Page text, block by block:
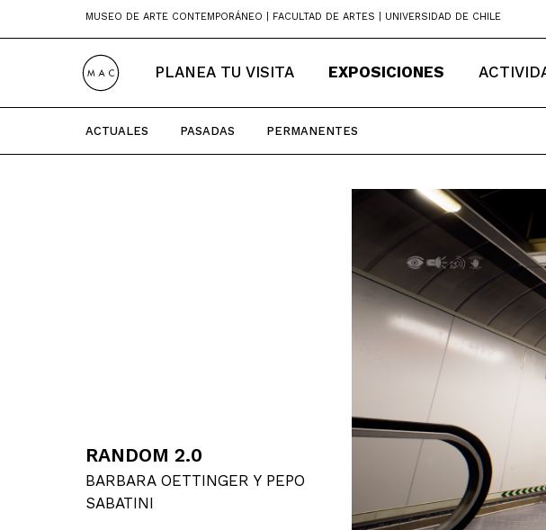
MUSEO DE ARTE CONTEMPORÁNEO | FACULTAD DE ARTES | UNIVERSIDAD DE CHILE
PLANEA TU VISITA EXPOSICIONES
ACTUALES PASADAS PERMANENTES
RANDOM 2.0
BARBARA OETTINGER Y PEPO
SABATINI